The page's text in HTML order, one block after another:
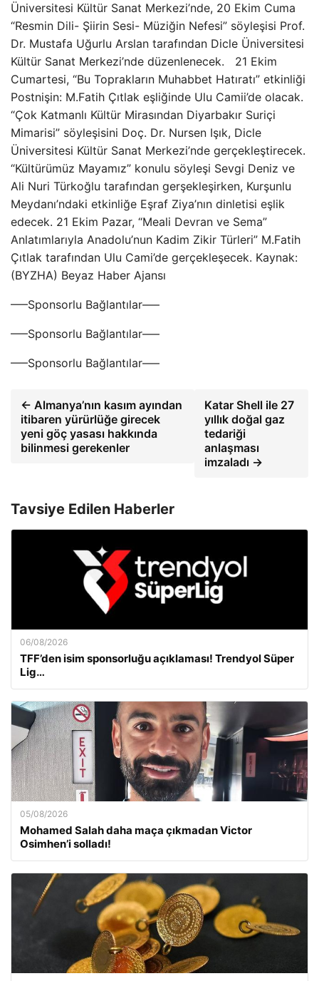
Üniversitesi Kültür Sanat Merkezi’nde, 20 Ekim Cuma
“Resmin Dili- Şiirin Sesi- Müziğin Nefesi” söyleşisi Prof.
Dr. Mustafa Uğurlu Arslan tarafından Dicle Üniversitesi
Kültür Sanat Merkezi’nde düzenlenecek. 21 Ekim
Cumartesi, “Bu Toprakların Muhabbet Hatıratı” etkinliği
Postnişin: M.Fatih Çıtlak eşliğinde Ulu Camii’de olacak.
“Çok Katmanlı Kültür Mirasından Diyarbakır Suriçi
Mimarisi” söyleşisini Doç. Dr. Nursen Işık, Dicle
Üniversitesi Kültür Sanat Merkezi’nde gerçekleştirecek.
“Kültürümüz Mayamız” konulu söyleşi Sevgi Deniz ve
Ali Nuri Türkoğlu tarafından gerşekleşirken, Kurşunlu
Meydanı’ndaki etkinliğe Eşraf Ziya’nın dinletisi eşlik
edecek. 21 Ekim Pazar, “Meali Devran ve Sema”
Anlatımlarıyla Anadolu’nun Kadim Zikir Türleri” M.Fatih
Çıtlak tarafından Ulu Cami’de gerçekleşecek. Kaynak:
(BYZHA) Beyaz Haber Ajansı
—–Sponsorlu Bağlantılar—–
—–Sponsorlu Bağlantılar—–
—–Sponsorlu Bağlantılar—–
← Almanya’nın kasım ayından
itibaren yürürlüğe girecek
yeni göç yasası hakkında
bilinmesi gerekenler
Katar Shell ile 27
yıllık doğal gaz
tedariği
anlaşması
imzaladı →
Tavsiye Edilen Haberler
06/08/2026
TFF’den isim sponsorluğu açıklaması! Trendyol Süper
Lig…
05/08/2026
Mohamed Salah daha maça çıkmadan Victor
Osimhen’i solladı!